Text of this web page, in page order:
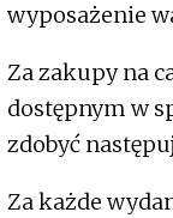
wyposażenie
Za zakupy na
dostępnym w
zdobyć
Za każde